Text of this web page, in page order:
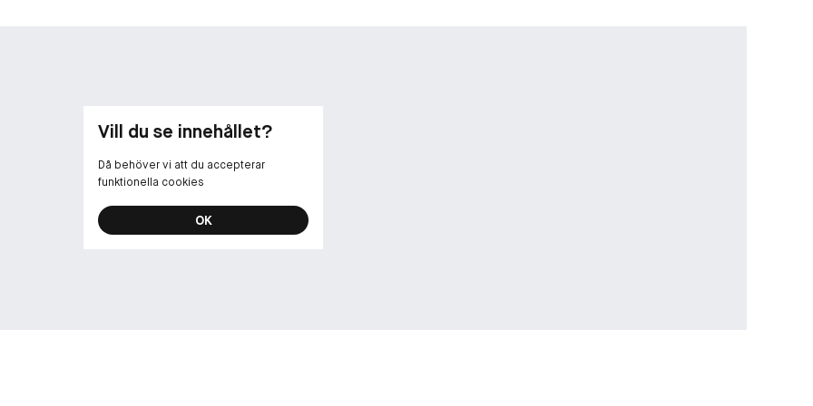
Vill du se innehållet?
Då behöver vi att du accepterar
funktionella cookies
OK